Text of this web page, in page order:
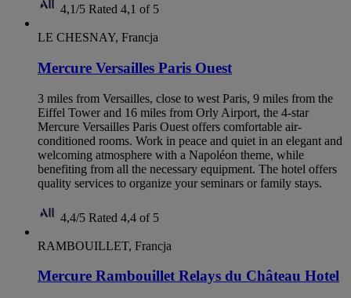
4,1/5 Rated 4,1 of 5
LE CHESNAY, Francja
Mercure Versailles Paris Ouest
3 miles from Versailles, close to west Paris, 9 miles from the
Eiffel Tower and 16 miles from Orly Airport, the 4-star
Mercure Versailles Paris Ouest offers comfortable air-
conditioned rooms. Work in peace and quiet in an elegant and
welcoming atmosphere with a Napoléon theme, while
benefiting from all the necessary equipment. The hotel offers
quality services to organize your seminars or family stays.
4,4/5 Rated 4,4 of 5
RAMBOUILLET, Francja
Mercure Rambouillet Relays du Château Hotel